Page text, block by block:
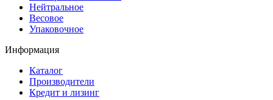
Нейтральное
Весовое
Упаковочное
Информация
Каталог
Производители
Кредит и лизинг